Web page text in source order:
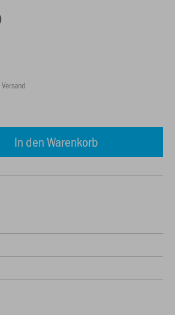
In den Warenkorb